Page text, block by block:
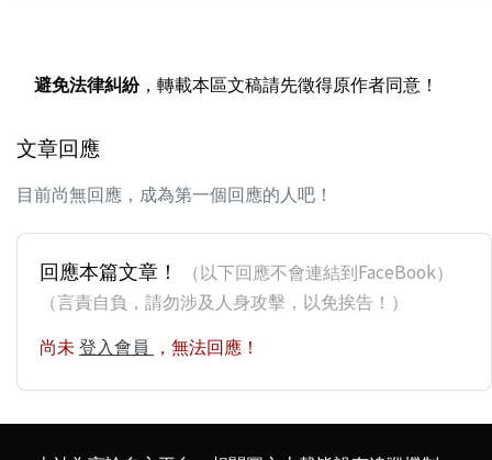
避免法律糾紛，轉載本區文稿請先徵得原作者同意！
文章回應
目前尚無回應，成為第一個回應的人吧！
回應本篇文章！
（以下回應不會連結到FaceBook）
（言責自負，請勿涉及人身攻擊，以免挨告！）
尚未 登入會員 ，無法回應！